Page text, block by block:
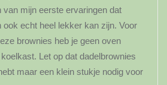
mijn eerste ervaringen dat
echt heel lekker kan zijn. Voor
brownies heb je geen oven
Let op dat dadelbrownies
maar een klein stukje nodig voor